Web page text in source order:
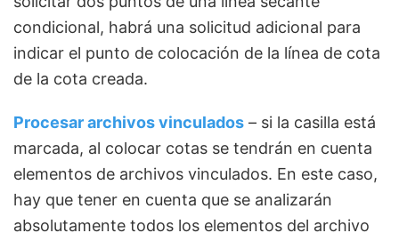
condicional, habrá una solicitud adicional para
indicar el punto de colocación de la línea de cota
de la cota creada.
Procesar archivos vinculados – si la casilla está
marcada, al colocar cotas se tendrán en cuenta
elementos de archivos vinculados. En este caso,
hay que tener en cuenta que se analizarán
absolutamente todos los elementos del archivo